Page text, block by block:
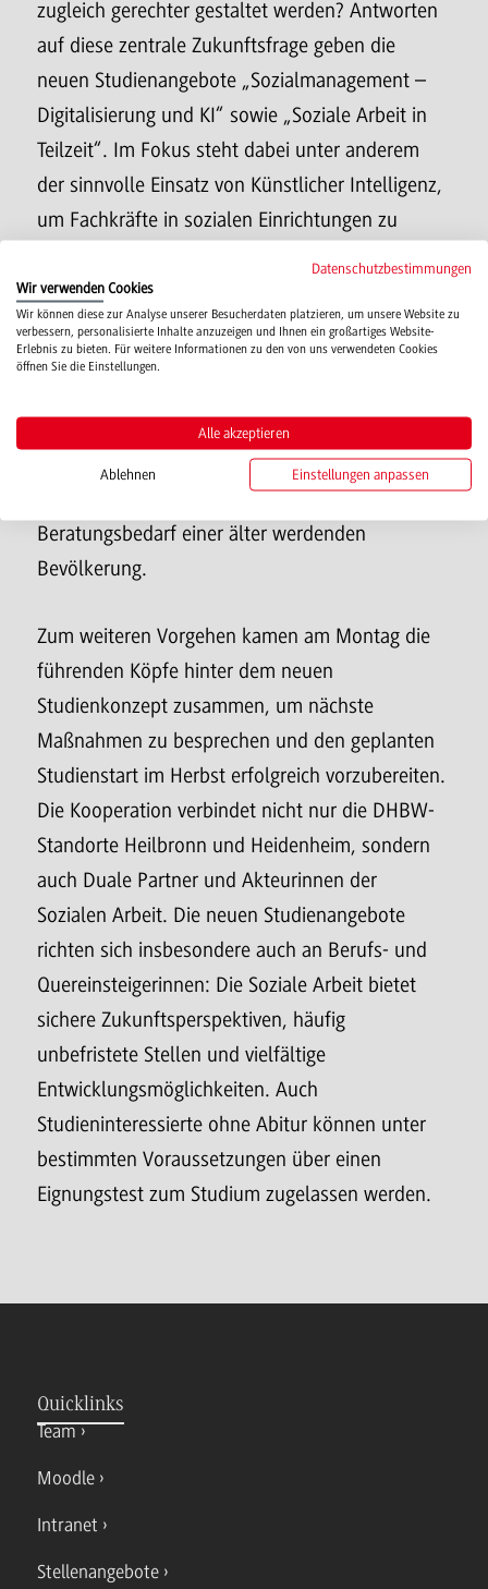
zugleich gerechter gestaltet werden? Antworten
auf diese zentrale Zukunftsfrage geben die
neuen Studienangebote „Sozialmanagement –
Digitalisierung und KI“ sowie „Soziale Arbeit in
Teilzeit“. Im Fokus steht dabei unter anderem
der sinnvolle Einsatz von Künstlicher Intelligenz,
um Fachkräfte in sozialen Einrichtungen zu
mit Menschen zu ermöglichen. Gerade in der
Region Heilbronn greifen die Studiengänge
wichtige Herausforderungen auf – von der
Migrationshintergrund über den
Unterstützungsbedarf von Familien, Kindern und
Jugendlichen bis hin zum steigenden
Beratungsbedarf einer älter werdenden
Bevölkerung.
Zum weiteren Vorgehen kamen am Montag die
führenden Köpfe hinter dem neuen
Studienkonzept zusammen, um nächste
Maßnahmen zu besprechen und den geplanten
Studienstart im Herbst erfolgreich vorzubereiten.
Die Kooperation verbindet nicht nur die DHBW-
Standorte Heilbronn und Heidenheim, sondern
auch Duale Partner und Akteurinnen der
Sozialen Arbeit. Die neuen Studienangebote
richten sich insbesondere auch an Berufs- und
Quereinsteigerinnen: Die Soziale Arbeit bietet
sichere Zukunftsperspektiven, häufig
unbefristete Stellen und vielfältige
Entwicklungsmöglichkeiten. Auch
Studieninteressierte ohne Abitur können unter
bestimmten Voraussetzungen über einen
Eignungstest zum Studium zugelassen werden.
Quicklinks
Team
Moodle
Intranet
Stellenangebote
Datenschutzbestimmungen
Wir verwenden Cookies
Wir können diese zur Analyse unserer Besucherdaten platzieren, um unsere Website zu
verbessern, personalisierte Inhalte anzuzeigen und Ihnen ein großartiges Website-
Erlebnis zu bieten. Für weitere Informationen zu den von uns verwendeten Cookies
öffnen Sie die Einstellungen.
Alle akzeptieren
Ablehnen Einstellungen anpassen